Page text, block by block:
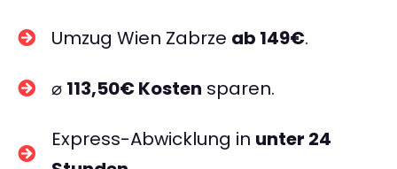
Umzug Wien Zabrze ab 149€.
⌀ 113,50€ Kosten sparen.
Express-Abwicklung in unter 24